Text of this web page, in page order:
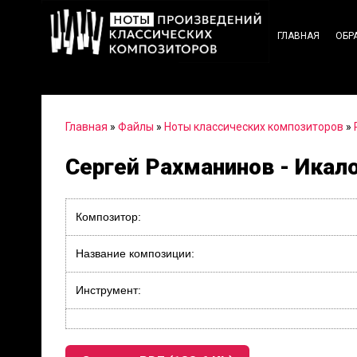
ГЛАВНАЯ
Главная » Файлы » Ноты классических композиторов »
Сергей Рахманинов -
Композитор:
Название композиции:
Инструмент: